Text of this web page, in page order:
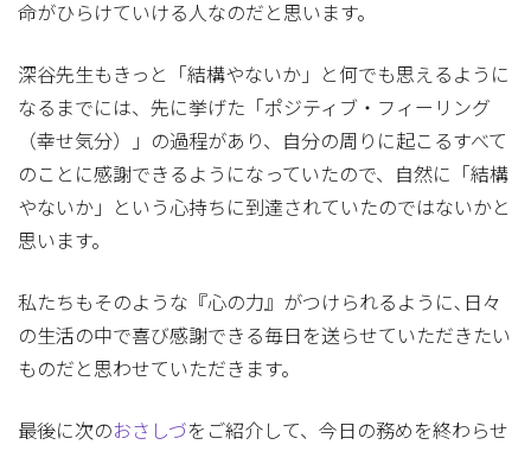
命がひらけていける人なのだと思います。
深谷先生もきっと「結構やないか」と何でも思えるように
なるまでには、先に挙げた「ポジティブ・フィーリング
（幸せ気分）」の過程があり、自分の周りに起こるすべて
のことに感謝できるようになっていたので、自然に「結構
やないか」という心持ちに到達されていたのではないかと
思います。
私たちもそのような『心の力』がつけられるように､日々
の生活の中で喜び感謝できる毎日を送らせていただきたい
ものだと思わせていただきます。
最後に次のおさしづをご紹介して、今日の務めを終わらせ